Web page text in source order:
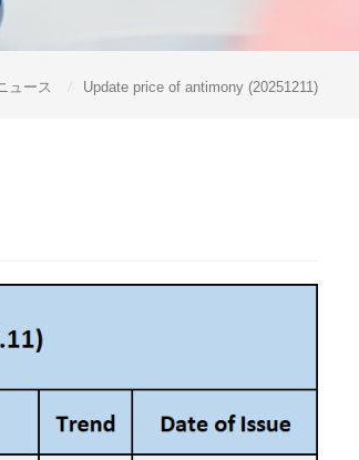
ュース Update price of antimony (20251211)